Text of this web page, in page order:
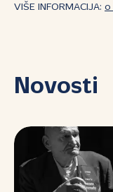
VIŠE INFORMACIJA: o
Novosti